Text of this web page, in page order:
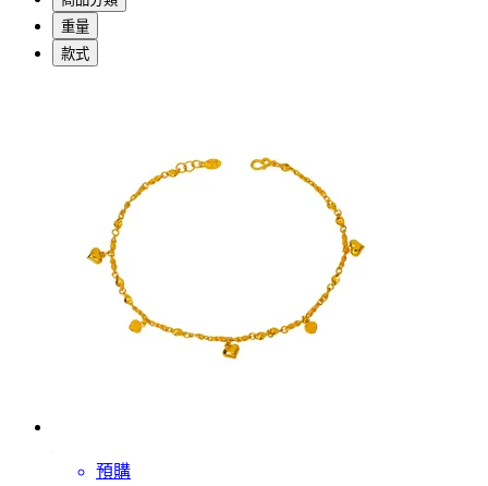
重量
款式
預購